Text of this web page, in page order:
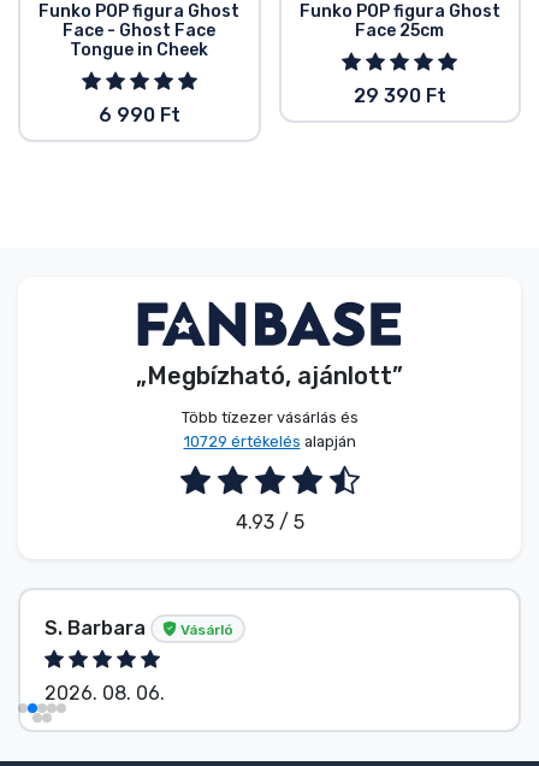
Funko POP figura Ghost
Face - Ghost Face
Tongue in Cheek
6 990 Ft
Funko POP figura Ghost
Face 25cm
29 390 Ft
„Megbízható, ajánlott”
Több tízezer vásárlás és
10729 értékelés alapján
4.93 / 5
S. Barbara Vásárló
2026. 08. 06.